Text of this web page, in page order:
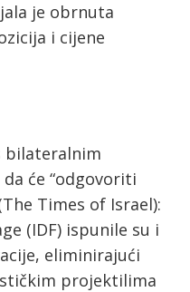
je obrnuta
i cijene
bilateralnim
će “odgovoriti
Times of Israel):
(IDF) ispunile su i
eliminirajući
projektilima